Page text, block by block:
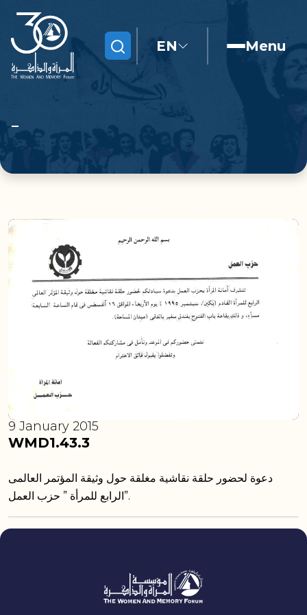
Search EN Menu
WMD1.43.3
9 January 2015
دعوة لحضور حلقة نقاشية مغلقة حول وثيقة المؤتمر العالمى
الرابع للمرأة ” حزب العمل”.